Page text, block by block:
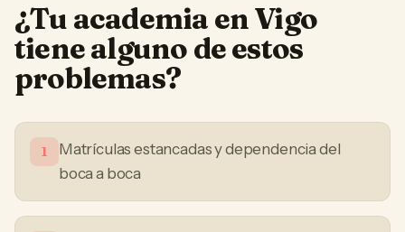
¿Tu academia enVigo
tiene alguno de estos
problemas?
1
Matrículas estancadas y dependencia del
boca a boca